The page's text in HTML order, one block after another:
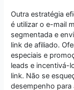
Outra estratégia
é utilizar o e-mail
segmentada e
link de afiliado.
especiais e
leads e incentivá-
link. Não se
desempenho para